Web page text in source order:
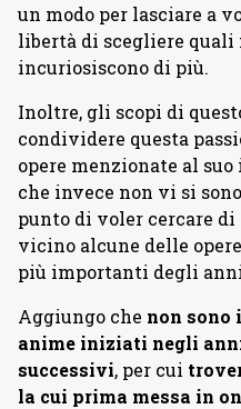
un modo per lasciare a
libertà di scegliere
incuriosiscono di più.
Inoltre, gli scopi di
condividere questa
opere menzionate al
che invece non vi si
punto di voler cercare di
vicino alcune delle
più importanti degli anni
Aggiungo che non sono
anime iniziati negli
successivi, per cui
la cui prima messa in